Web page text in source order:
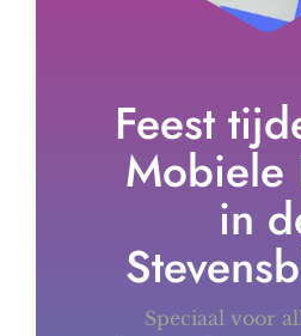
Feest
Mobiele
in
Speciaal voor